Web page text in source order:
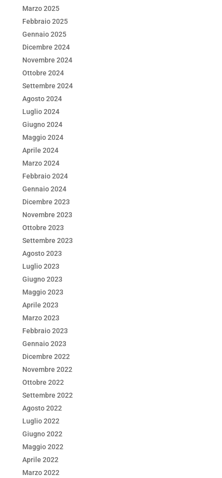
Marzo 2025
Febbraio 2025
Gennaio 2025
Dicembre 2024
Novembre 2024
Ottobre 2024
Settembre 2024
Agosto 2024
Luglio 2024
Giugno 2024
Maggio 2024
Aprile 2024
Marzo 2024
Febbraio 2024
Gennaio 2024
Dicembre 2023
Novembre 2023
Ottobre 2023
Settembre 2023
Agosto 2023
Luglio 2023
Giugno 2023
Maggio 2023
Aprile 2023
Marzo 2023
Febbraio 2023
Gennaio 2023
Dicembre 2022
Novembre 2022
Ottobre 2022
Settembre 2022
Agosto 2022
Luglio 2022
Giugno 2022
Maggio 2022
Aprile 2022
Marzo 2022